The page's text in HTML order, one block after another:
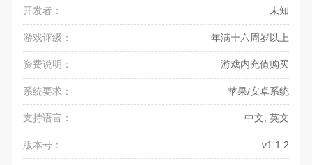
开发者： 未知
游戏评级： 年满十六周岁以上
资费说明： 游戏内充值购买
系统要求： 苹果/安卓系统
支持语言： 中文, 英文
版本号： v1.1.2